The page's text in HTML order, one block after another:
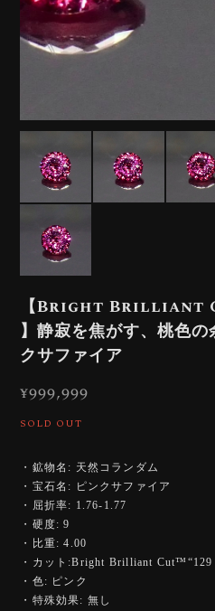
【Bright Brilliant
】静寂を焦がす、桃色
クサファイア
¥999,999
SOLD OUT
・鉱物名: 天然コランダム
・宝石名: ピンクサファイア
・屈折率: 1.76-1.77
・硬度: 9
・比重: 4.00
・カット:Bright Brilliant Cut™️“129
・色: ピンク
・特殊効果: 無し